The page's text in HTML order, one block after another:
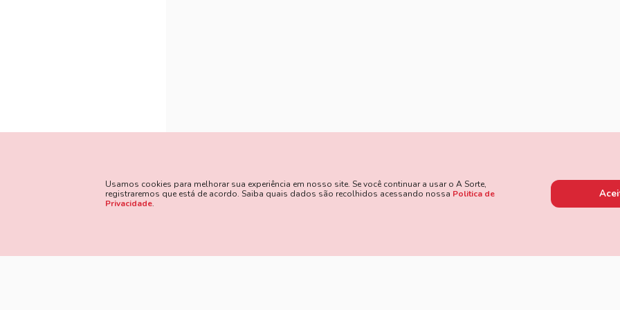
Usamos cookies para melhorar sua experiência em nosso site. Se você continuar a usar o A Sorte,
registraremos que está de acordo. Saiba quais dados são recolhidos acessando nossa Politica de
Privacidade.